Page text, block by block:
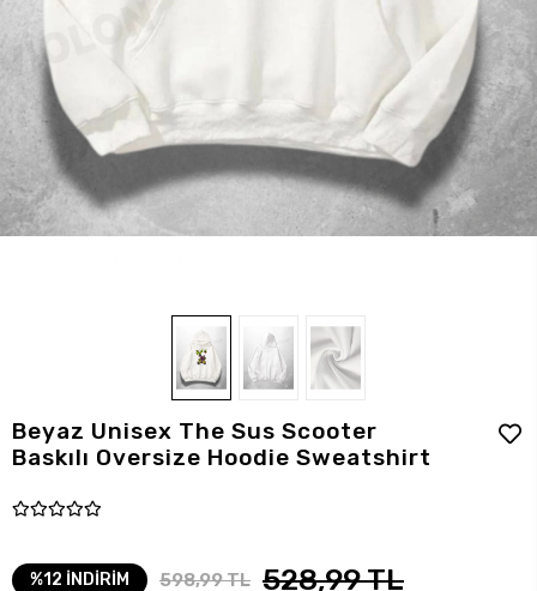
Beyaz Unisex The Sus Scooter
Baskılı Oversize Hoodie Sweatshirt
%12 İNDİRİM 598,99 TL 528,99 TL